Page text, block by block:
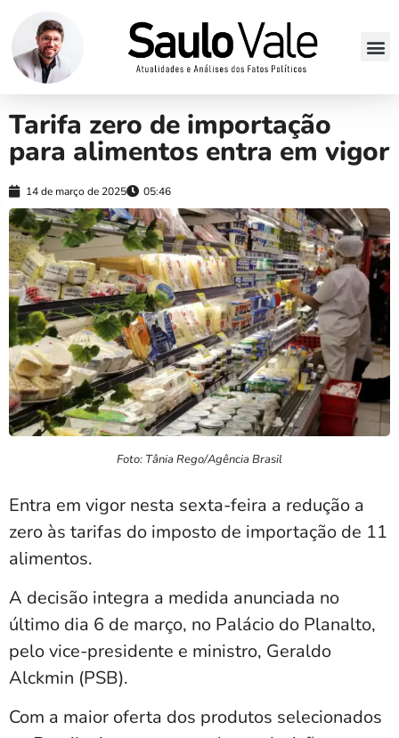
Tarifa zero de importação
para alimentos entra em vigor
14 de março de 2025 05:46
Foto: Tânia Rego/Agência Brasil
Entra em vigor nesta sexta-feira a redução a
zero às tarifas do imposto de importação de 11
alimentos.
A decisão integra a medida anunciada no
último dia 6 de março, no Palácio do Planalto,
pelo vice-presidente e ministro, Geraldo
Alckmin (PSB).
Com a maior oferta dos produtos selecionados